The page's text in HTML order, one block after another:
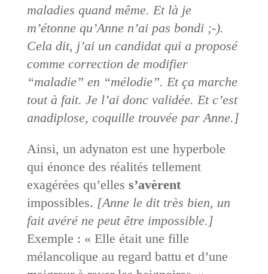
maladies quand même. Et là je
m’étonne qu’Anne n’ai pas bondi ;-).
Cela dit, j’ai un candidat qui a proposé
comme correction de modifier
“maladie” en “mélodie”. Et ça marche
tout à fait. Je l’ai donc validée. Et c’est
anadiplose, coquille trouvée par Anne.]
Ainsi, un adynaton est une hyperbole
qui énonce des réalités tellement
exagérées qu’elles s’avèrent
impossibles. [Anne le dit très bien, un
fait avéré ne peut être impossible.]
Exemple : « Elle était une fille
mélancolique au regard battu et d’une